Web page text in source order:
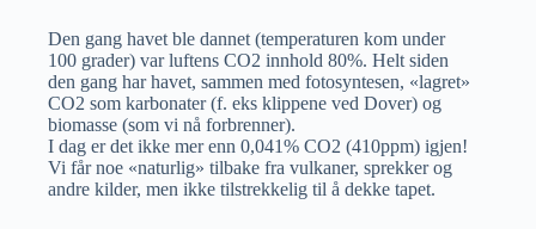
Den gang havet ble dannet (temperaturen kom under
100 grader) var luftens CO2 innhold 80%. Helt siden
den gang har havet, sammen med fotosyntesen, «lagret»
CO2 som karbonater (f. eks klippene ved Dover) og
biomasse (som vi nå forbrenner).
I dag er det ikke mer enn 0,041% CO2 (410ppm) igjen!
Vi får noe «naturlig» tilbake fra vulkaner, sprekker og
andre kilder, men ikke tilstrekkelig til å dekke tapet.